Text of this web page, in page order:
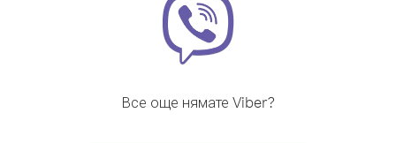
Все още нямате Viber?